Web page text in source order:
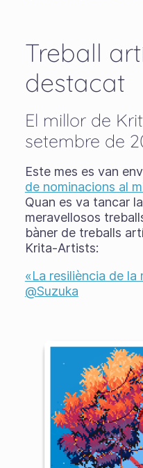
Treball
destacat
El millor de
setembre de
Este mes es van
de nominacions al
Quan es va tancar
meravellosos
bàner de treballs
Krita-Artists:
«La resiliència de la
@Suzuka